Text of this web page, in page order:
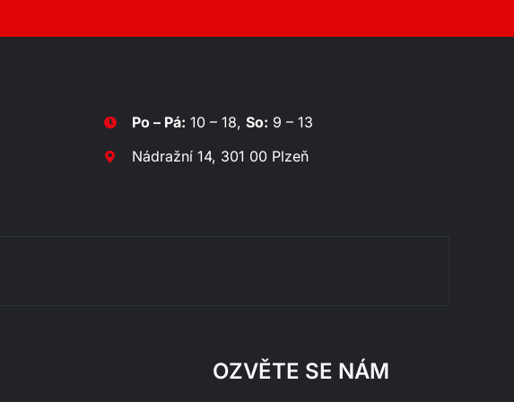
Po – Pá: 10 – 18,So: 9 – 13
Nádražní 14, 301 00 Plzeň
OZVĚTE SE NÁM